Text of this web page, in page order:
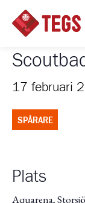
17 februari
SPÅRARE
Plats
Aquarena,